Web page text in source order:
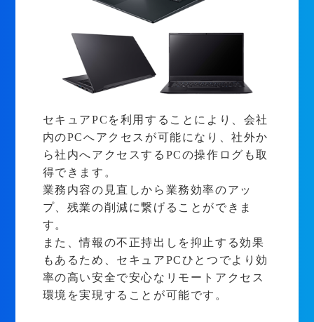
セキュアPCを利用することにより、会社
内のPCへアクセスが可能になり、社外か
ら社内へアクセスするPCの操作ログも取
得できます。
業務内容の見直しから業務効率のアッ
プ、残業の削減に繋げることができま
す。
また、情報の不正持出しを抑止する効果
もあるため、セキュアPCひとつでより効
率の高い安全で安心なリモートアクセス
環境を実現することが可能です。